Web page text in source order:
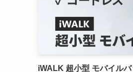
iWALK 超小型 モバイル